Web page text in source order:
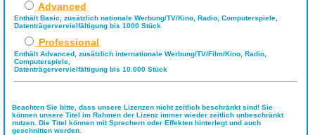
Advanced
Enthält Basic, zusätzlich nationale Werbung/TV/Kino, Radio, Computerspiele,
Datenträgervervielfältigung bis 1000 Stück
Professional
Enthält Advanced, zusätzlich internationale Werbung/TV/Film/Kino, Radio,
Computerspiele,
Datenträgervervielfältigung bis 10.000 Stück
Beachten Sie bitte, dass unsere Lizenzen nicht zeitlich beschränkt sind! Sie
können unsere Titel im Rahmen der Lizenz immer wieder zeitlich unbeschränkt
nutzen. Die Titel können mit Sprechern oder Effekten hinterlegt und auch
geschnitten werden.